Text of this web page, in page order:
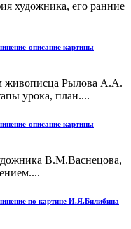
художника, его ранние
описание картины
живописца Рылова А.А.
урока, план....
описание картины
В.М.Васнецова,
по картине И.Я.Билибина